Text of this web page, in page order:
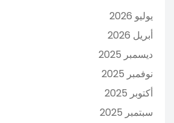
يوليو 2026
أبريل 2026
ديسمبر 2025
نوفمبر 2025
أكتوبر 2025
سبتمبر 2025